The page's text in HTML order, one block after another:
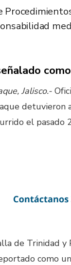
Jalisco.-
detuvieron
el pasado
de Trinidad
como